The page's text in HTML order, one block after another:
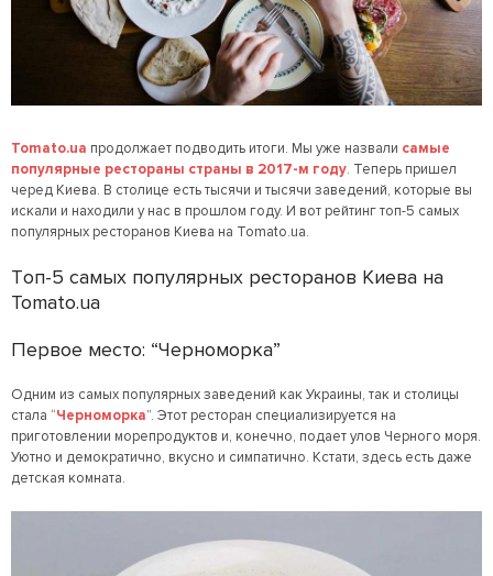
Tomato.ua продолжает подводить итоги. Мы уже назвали самые
популярные рестораны страны в 2017-м году. Теперь пришел
черед Киева. В столице есть тысячи и тысячи заведений, которые вы
искали и находили у нас в прошлом году. И вот рейтинг топ-5 самых
популярных ресторанов Киева на Tomato.ua.
Tоп-5 самых популярных ресторанов Киева на
Tomato.ua
Первое место: “Черноморка”
Одним из самых популярных заведений как Украины, так и столицы
стала “Черноморка”. Этот ресторан специализируется на
приготовлении морепродуктов и, конечно, подает улов Черного моря.
Уютно и демократично, вкусно и симпатично. Кстати, здесь есть даже
детская комната.